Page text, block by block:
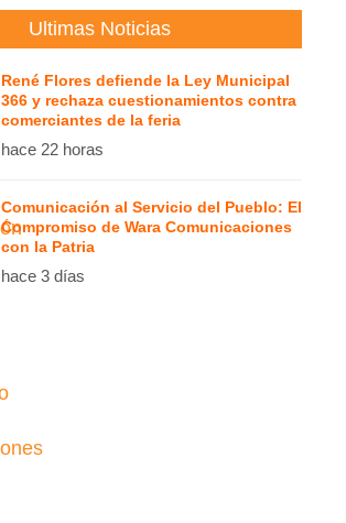
Ultimas Noticias
René Flores defiende la Ley Municipal
366 y rechaza cuestionamientos contra
comerciantes de la feria
hace 22 horas
Comunicación al Servicio del Pueblo: El
Compromiso de Wara Comunicaciones
con la Patria
hace 3 días